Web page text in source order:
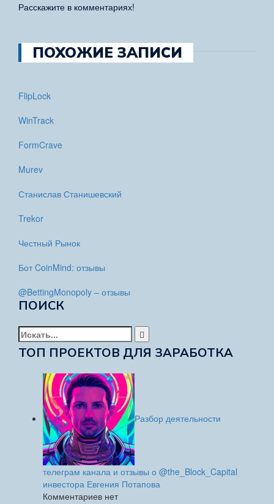
Расскажите в комментариях!
ПОХОЖИЕ ЗАПИСИ
FlipLock
WinTrack
FormCrave
Murev
Станислав Станишевский
Trekor
Честный Рынок
Бот CoinMind: отзывы
@BettingMonopoly – отзывы
ПОИСК
Найти:
ТОП ПРОЕКТОВ ДЛЯ ЗАРАБОТКА
Разбор деятельности
телеграм канала и отзывы о @the_Block_Capital
инвестора Евгения Потапова
Комментариев нет